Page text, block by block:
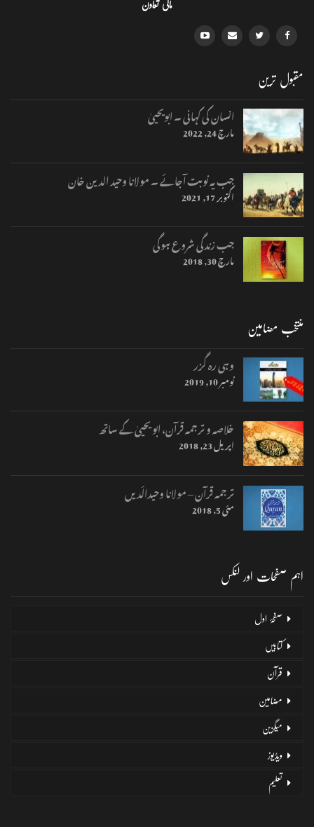
مالی تعاون
مقبول ترین
انسان کی کہانی ۔ ابویحییٰ
مارچ 24, 2022
جب یہ نوبت آجائے ۔ مولانا وحید الدین خان
اکتوبر 17, 2021
جب زندگی شروع ہوگی
مارچ 30, 2018
منتخب مضامین
وہی رہ گزر
نومبر 10, 2019
خلاصہ و ترجمہ قرآن، ابو یحییٰ کے ساتھ
اپریل 23, 2018
ترجمہ قرآن – مولانا وحیدالّدیں
مئی 5, 2018
اہم صفحات اور لنکس
صفحۂ اول
کتابیں
قرآن
مضامین
میگزین
ویڈیوز
تعلیم